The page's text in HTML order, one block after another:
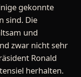
gekonnte
sind. Die
und
zwar nicht sehr
Ronald
herhalten.